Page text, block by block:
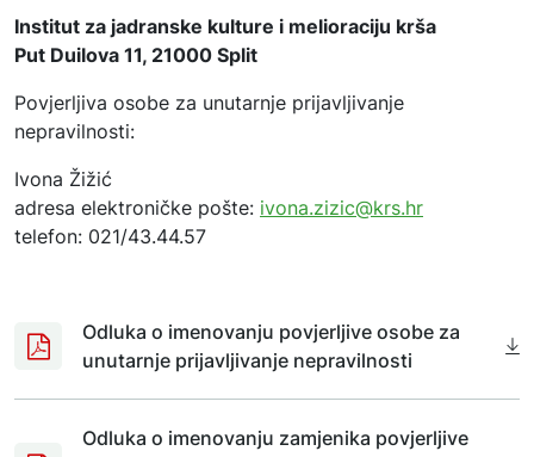
Institut za jadranske kulture i melioraciju krša
Put Duilova 11, 21000 Split
Povjerljiva osobe za unutarnje prijavljivanje
nepravilnosti:
Ivona Žižić
adresa elektroničke pošte: ivona.zizic@krs.hr
telefon: 021/43.44.57
Odluka o imenovanju povjerljive osobe za
unutarnje prijavljivanje nepravilnosti
Odluka o imenovanju zamjenika povjerljive